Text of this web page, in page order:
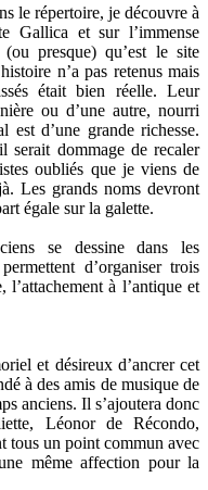
le répertoire, je découvre à
Gallica et sur l’immense
presque) qu’est le site
n’a pas retenus mais
était bien réelle. Leur
ou d’une autre, nourri
est d’une grande richesse.
serait dommage de recaler
oubliés que je viens de
Les grands noms devront
égale sur la galette.
se dessine dans les
d’organiser trois
l’attachement à l’antique et
et désireux d’ancrer cet
à des amis de musique de
anciens. Il s’ajoutera donc
Léonor de Récondo,
tous un point commun avec
même affection pour la